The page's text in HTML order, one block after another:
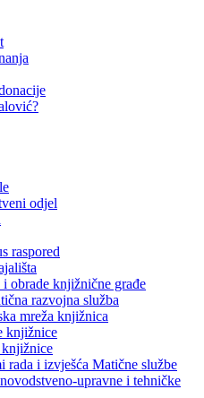
odjel
raspored
i obrade knjižnične građe
razvojna služba
mreža knjižnica
knjižnice
rada i izvješća Matične službe
upravne i tehničke